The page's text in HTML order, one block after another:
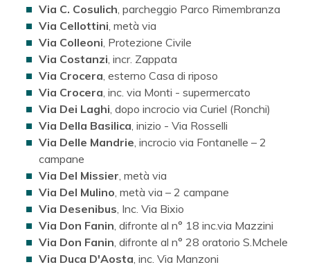
Via C. Cosulich , parcheggio Parco Rimembranza
Via Cellottini , metà via
Via Colleoni , Protezione Civile
Via Costanzi , incr. Zappata
Via Crocera , esterno Casa di riposo
Via Crocera , inc. via Monti - supermercato
Via Dei Laghi , dopo incrocio via Curiel (Ronchi)
Via Della Basilica , inizio - Via Rosselli
Via Delle Mandrie , incrocio via Fontanelle – 2
campane
Via Del Missier , metà via
Via Del Mulino , metà via – 2 campane
Via Desenibus , Inc. Via Bixio
Via Don Fanin , difronte al n° 18 inc.via Mazzini
Via Don Fanin , difronte al n° 28 oratorio S.Mchele
Via Duca D'Aosta , inc. Via Manzoni